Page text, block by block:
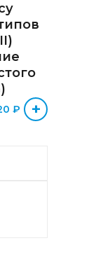
v1
v2,
p1,
₽ +